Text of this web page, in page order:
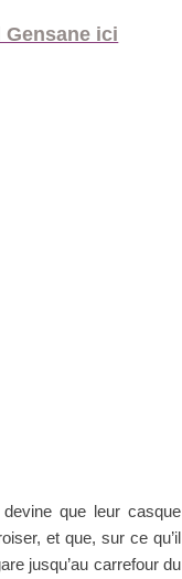
Gensane ici
que leur casque
et que, sur ce qu’il
jusqu’au carrefour du